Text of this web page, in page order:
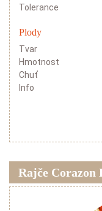
Tolerance
Plody
Tvar
Hmotnost
Chuť
Info
Rajče Corazon